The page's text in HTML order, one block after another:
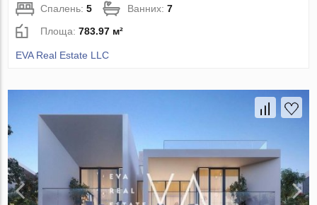
Спалень:5 Ванних:7
Площа:783.97 м²
EVA Real Estate LLC